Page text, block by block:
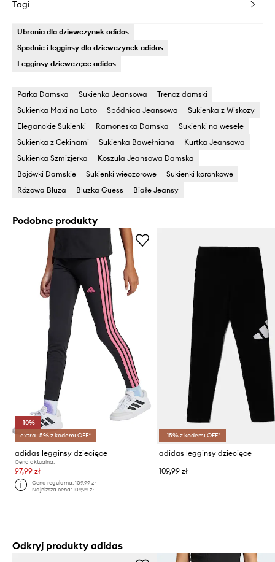
Tagi
Ubrania dla dziewczynek adidas
Spodnie i legginsy dla dziewczynek adidas
Legginsy dziewczęce adidas
Parka Damska Sukienka Jeansowa
Trencz damski
Sukienka Maxi na Lato
Spódnica Jeansowa
Sukienka z Wiskozy
Eleganckie Sukienki
Ramoneska Damska
Sukienki na wesele
Sukienka z Cekinami
Sukienka Bawełniana
Kurtka Jeansowa
Sukienka Szmizjerka
Koszula Jeansowa Damska
Bojówki Damskie
Sukienki wieczorowe
Sukienki koronkowe
Różowa Bluza
Bluzka Guess Białe Jeansy
Podobne produkty
-10%
extra -5% z kodem: OFF*
adidas legginsy dziecięce
Cena aktualna:
97,99 zł
Cena regularna:109,99 zł
Najniższa cena:109,99 zł
-15% z kodem: OFF*
adidas legginsy dziecięce
109,99 zł
Odkryj produkty adidas